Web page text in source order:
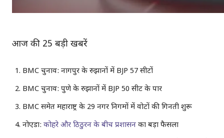
आज की 25 बड़ी खबरें
BMC चुनाव: नागपुर के रुझानों में BJP 57 सीटों
BMC चुनाव: पुणे के रुझानों में BJP 50 सीट के पार
BMC समेत महाराष्ट्र के 29 नगर निगमों में वोटों की गिनती शुरू
नोएडा: कोहरे और ठिठुरन के बीच प्रशासन का बड़ा फैसला